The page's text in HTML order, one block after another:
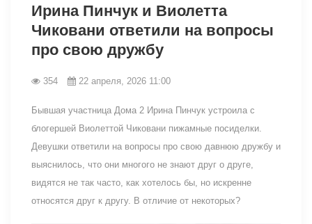
Ирина Пинчук и Виолетта
Чиковани ответили на вопросы
про свою дружбу
354 22 апреля, 2026 11:00
Бывшая участница Дома 2 Ирина Пинчук устроила с
блогершей Виолеттой Чиковани пижамные посиделки.
Девушки ответили на вопросы про свою давнюю дружбу и
выяснилось, что они многого не знают друг о друге,
видятся не так часто, как хотелось бы, но искренне
относятся друг к другу. В отличие от некоторых?